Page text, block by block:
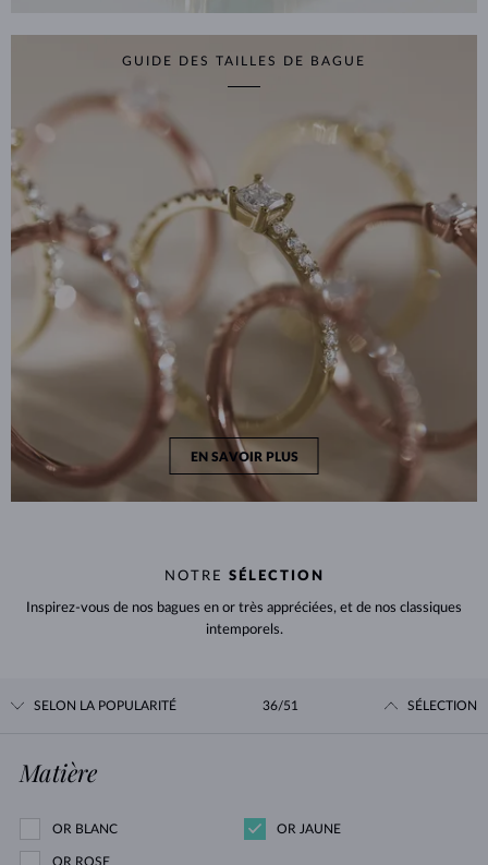
GUIDE DES TAILLES DE BAGUE
EN SAVOIR PLUS
NOTRE SÉLECTION
Inspirez-vous de nos bagues en or très appréciées, et de nos classiques
intemporels.
SELON LA POPULARITÉ 36/51 SÉLECTION
Matière
OR BLANC OR JAUNE
OR ROSE